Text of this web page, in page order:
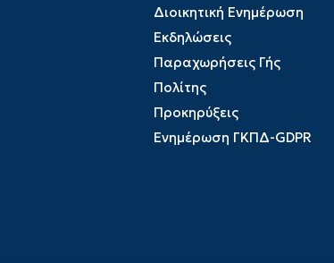
Διοικητική Ενημέρωση
Εκδηλώσεις
Παραχωρήσεις Γής
Πολίτης
Προκηρύξεις
Ενημέρωση ΓΚΠΔ-GDPR